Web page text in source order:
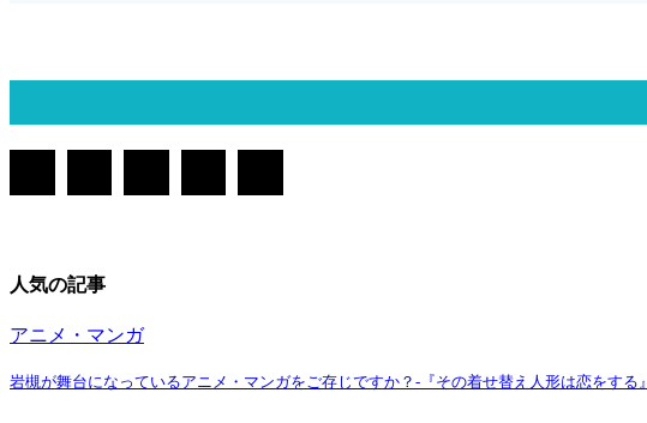
人気の記事
アニメ・マンガ
岩槻が舞台になっているアニメ・マンガをご存じですか？-『その着せ替え人形は恋をする』